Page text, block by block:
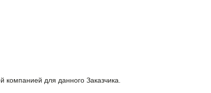
для данного Заказчика.